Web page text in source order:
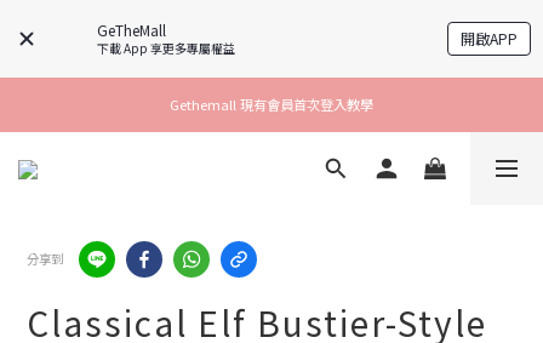
GeTheMall
下載 App 享更多專屬權益 開啟APP
Gethemall 現有會員首次登入教學
分享到
Classical Elf Bustier-Style